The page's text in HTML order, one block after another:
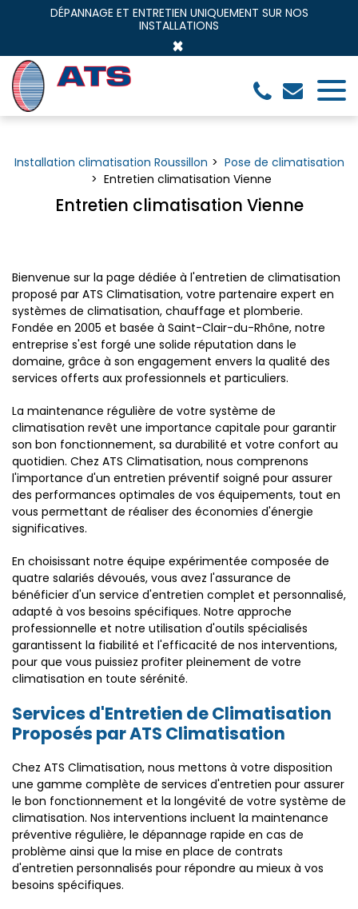
DÉPANNAGE ET ENTRETIEN UNIQUEMENT SUR NOS
INSTALLATIONS
×
Installation climatisation Roussillon
Pose de climatisation
Entretien climatisation Vienne
Entretien climatisation Vienne
Bienvenue sur la page dédiée à l'entretien de climatisation
proposé par ATS Climatisation, votre partenaire expert en
systèmes de climatisation, chauffage et plomberie.
Fondée en 2005 et basée à Saint-Clair-du-Rhône, notre
entreprise s'est forgé une solide réputation dans le
domaine, grâce à son engagement envers la qualité des
services offerts aux professionnels et particuliers.
La maintenance régulière de votre système de
climatisation revêt une importance capitale pour garantir
son bon fonctionnement, sa durabilité et votre confort au
quotidien. Chez ATS Climatisation, nous comprenons
l'importance d'un entretien préventif soigné pour assurer
des performances optimales de vos équipements, tout en
vous permettant de réaliser des économies d'énergie
significatives.
En choisissant notre équipe expérimentée composée de
quatre salariés dévoués, vous avez l'assurance de
bénéficier d'un service d'entretien complet et personnalisé,
adapté à vos besoins spécifiques. Notre approche
professionnelle et notre utilisation d'outils spécialisés
garantissent la fiabilité et l'efficacité de nos interventions,
pour que vous puissiez profiter pleinement de votre
climatisation en toute sérénité.
Services d'Entretien de Climatisation
Proposés par ATS Climatisation
Chez ATS Climatisation, nous mettons à votre disposition
une gamme complète de services d'entretien pour assurer
le bon fonctionnement et la longévité de votre système de
climatisation. Nos interventions incluent la maintenance
préventive régulière, le dépannage rapide en cas de
problème ainsi que la mise en place de contrats
d'entretien personnalisés pour répondre au mieux à vos
besoins spécifiques.
Panneau de gestion des cookies